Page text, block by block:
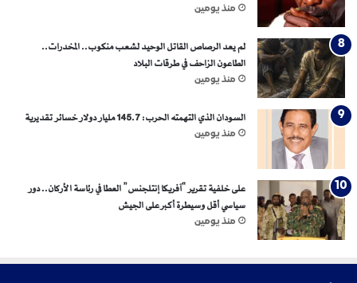
منذ يومين
لم يعد الرصاص القاتل الوحيد لشعب منكوب.. المخدرات..
الطاعون الزاحف في طرقات البلاد
منذ يومين
السودان الذي التهمته الحرب: 145.7 مليار دولار خسائر تقديرية
منذ يومين
على خلفية تقرير “آفريكا إنتلجنس” العطا في رئاسة الأركان.. دور
سياسي أقل وسيطرة أكبر على الجيش
منذ يومين